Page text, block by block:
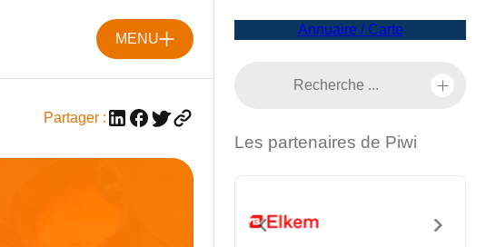
MENU
Partager :
Annuaire / Carte
Les partenaires de Piwi